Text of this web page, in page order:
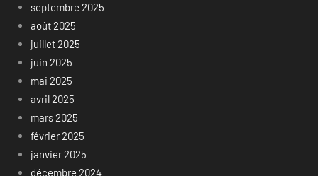
septembre 2025
août 2025
juillet 2025
juin 2025
mai 2025
avril 2025
mars 2025
février 2025
janvier 2025
décembre 2024